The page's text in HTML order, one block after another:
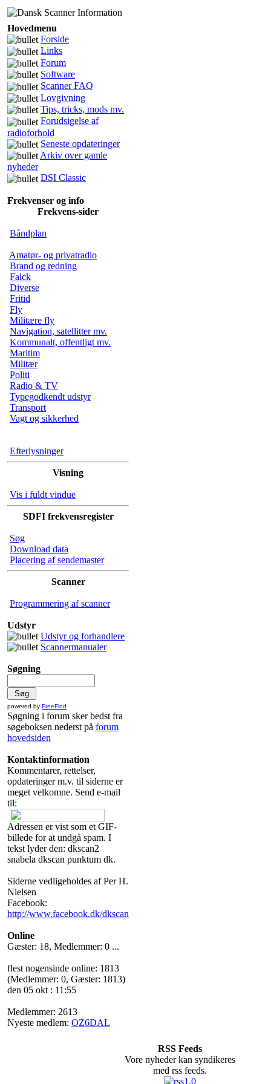
Hovedmenu
Forside
Links
Forum
Software
Scanner FAQ
Lovgivning
Tips, tricks, mods mv.
Forudsigelse af
radioforhold
Seneste opdateringer
Arkiv over gamle
nyheder
DSI Classic
Frekvenser og info
Frekvens-sider
Båndplan
Amatør- og privatradio
Brand og redning
Falck
Diverse
Fritid
Fly
Militære fly
Navigation, satellitter mv.
Kommunalt, offentligt mv.
Maritim
Militær
Politi
Radio & TV
Typegodkendt udstyr
Transport
Vagt og sikkerhed
Efterlysninger
Visning
Vis i fuldt vindue
SDFI frekvensregister
Søg
Download data
Placering af sendemaster
Scanner
Programmering af scanner
Udstyr
Udstyr og forhandlere
Scannermanualer
Søgning
powered by FreeFind
Søgning i forum sker bedst fra
søgeboksen nederst på forum
hovedsiden
Kontaktinformation
Kommentarer, rettelser,
opdateringer m.v. til siderne er
meget velkomne. Send e-mail
til:
Adressen er vist som et GIF-
billede for at undgå spam. I
tekst lyder den: dkscan2
snabela dkscan punktum dk.
Siderne vedligeholdes af Per H.
Nielsen
Facebook:
http://www.facebook.dk/dkscan
Online
Gæster: 18, Medlemmer: 0 ...
flest nogensinde online: 1813
(Medlemmer: 0, Gæster: 1813)
den 05 okt : 11:55
Medlemmer: 2613
Nyeste medlem: OZ6DAL
RSS Feeds
Vore nyheder kan syndikeres
med rss feeds.